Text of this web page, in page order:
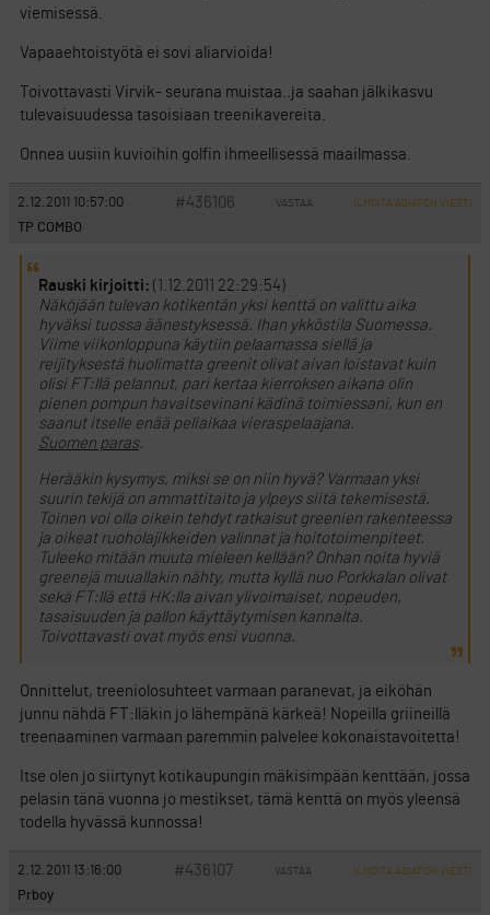
viemisessä.
Vapaaehtoistyötä ei sovi aliarvioida!
Toivottavasti Virvik- seurana muistaa..ja saahan jälkikasvu
tulevaisuudessa tasoisiaan treenikavereita.
Onnea uusiin kuvioihin golfin ihmeellisessä maailmassa.
2.12.2011 10:57:00 #436106 VASTAA ILMOITA ASIATON VIESTI
TP COMBO
Rauski kirjoitti: (1.12.2011 22:29:54)
Näköjään tulevan kotikentän yksi kenttä on valittu aika
hyväksi tuossa äänestyksessä. Ihan ykköstila Suomessa.
Viime viikonloppuna käytiin pelaamassa siellä ja
reijityksestä huolimatta greenit olivat aivan loistavat kuin
olisi FT:llä pelannut, pari kertaa kierroksen aikana olin
pienen pompun havaitsevinani kädinä toimiessani, kun en
saanut itselle enää peliaikaa vieraspelaajana.
Suomen paras.
Herääkin kysymys, miksi se on niin hyvä? Varmaan yksi
suurin tekijä on ammattitaito ja ylpeys siitä tekemisestä.
Toinen voi olla oikein tehdyt ratkaisut greenien rakenteessa
ja oikeat ruoholajikkeiden valinnat ja hoitotoimenpiteet.
Tuleeko mitään muuta mieleen kellään? Onhan noita hyviä
greenejä muuallakin nähty, mutta kyllä nuo Porkkalan olivat
sekä FT:llä että HK:lla aivan ylivoimaiset, nopeuden,
tasaisuuden ja pallon käyttäytymisen kannalta.
Toivottavasti ovat myös ensi vuonna.
Onnittelut, treeniolosuhteet varmaan paranevat, ja eiköhän
junnu nähdä FT:lläkin jo lähempänä kärkeä! Nopeilla griineillä
treenaaminen varmaan paremmin palvelee kokonaistavoitetta!
Itse olen jo siirtynyt kotikaupungin mäkisimpään kenttään, jossa
pelasin tänä vuonna jo mestikset, tämä kenttä on myös yleensä
todella hyvässä kunnossa!
2.12.2011 13:16:00 #436107 VASTAA ILMOITA ASIATON VIESTI
Prboy